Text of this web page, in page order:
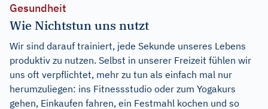
Gesundheit
Wie Nichtstun uns nutzt
Wir sind darauf trainiert, jede Sekunde unseres Lebens
produktiv zu nutzen. Selbst in unserer Freizeit fühlen wir
uns oft verpflichtet, mehr zu tun als einfach mal nur
herumzuliegen: ins Fitnessstudio oder zum Yogakurs
gehen, Einkaufen fahren, ein Festmahl kochen und so